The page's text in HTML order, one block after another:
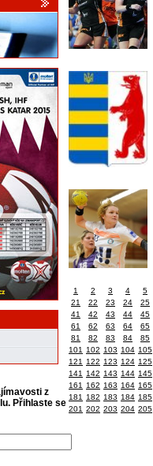
z
Přihlaste se
1
2 3 4 5
21
22 23 24 25
41
42 43 44 45
61
62 63 64 65
81
82 83 84 85
101
102 103 104 105
121
122 123 124 125
141
142 143 144 145
161
162 163 164 165
181
182 183 184 185
201 202 203 204 205